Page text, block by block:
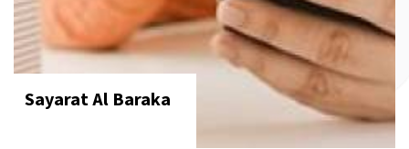
Sayarat Al Baraka